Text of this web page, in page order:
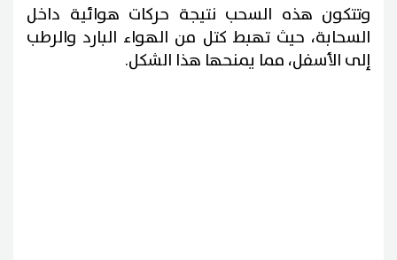
وتتكون هذه السحب نتيجة حركات هوائية داخل
السحابة، حيث تهبط كتل من الهواء البارد والرطب
إلى الأسفل، مما يمنحها هذا الشكل.